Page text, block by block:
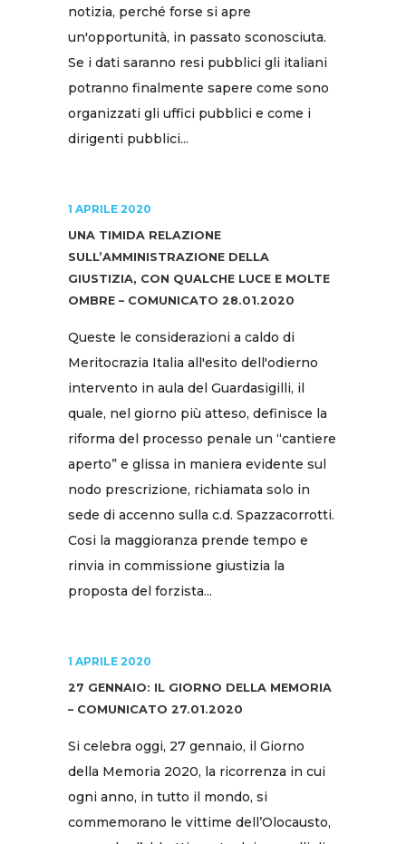
notizia, perché forse si apre
un'opportunità, in passato sconosciuta.
Se i dati saranno resi pubblici gli italiani
potranno finalmente sapere come sono
organizzati gli uffici pubblici e come i
dirigenti pubblici...
1 APRILE 2020
UNA TIMIDA RELAZIONE
SULL’AMMINISTRAZIONE DELLA
GIUSTIZIA, CON QUALCHE LUCE E MOLTE
OMBRE – COMUNICATO 28.01.2020
Queste le considerazioni a caldo di
Meritocrazia Italia all'esito dell'odierno
intervento in aula del Guardasigilli, il
quale, nel giorno più atteso, definisce la
riforma del processo penale un “cantiere
aperto” e glissa in maniera evidente sul
nodo prescrizione, richiamata solo in
sede di accenno sulla c.d. Spazzacorrotti.
Cosi la maggioranza prende tempo e
rinvia in commissione giustizia la
proposta del forzista...
1 APRILE 2020
27 GENNAIO: IL GIORNO DELLA MEMORIA
– COMUNICATO 27.01.2020
Si celebra oggi, 27 gennaio, il Giorno
della Memoria 2020, la ricorrenza in cui
ogni anno, in tutto il mondo, si
commemorano le vittime dell’Olocausto,